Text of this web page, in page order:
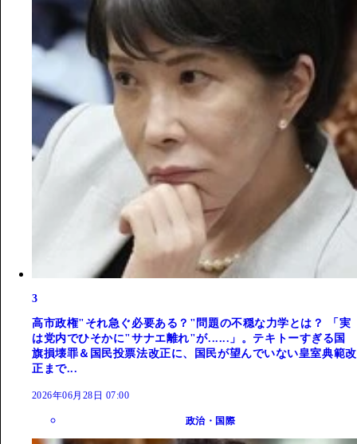
3
高市政権"それ急ぐ必要ある？"問題の不穏な力学とは？ 「実
は党内でひそかに"サナエ離れ"が......」。テキトーすぎる国
旗損壊罪＆国民投票法改正に、国民が望んでいない皇室典範改
正まで...
2026年06月28日 07:00
政治・国際